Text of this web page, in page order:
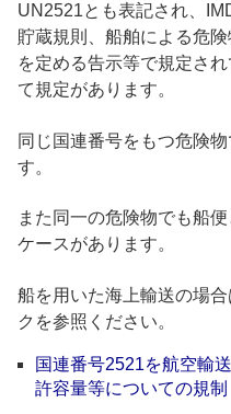
UN2521とも表記され、
貯蔵規則、船舶による危
を定める告示等で規定さ
て規定があります。
同じ国連番号をもつ危険
す。
また同一の危険物でも船
ケースがあります。
船を用いた海上輸送の場
クを参照ください。
国連番号2521を航空輸
許容量等についての規制